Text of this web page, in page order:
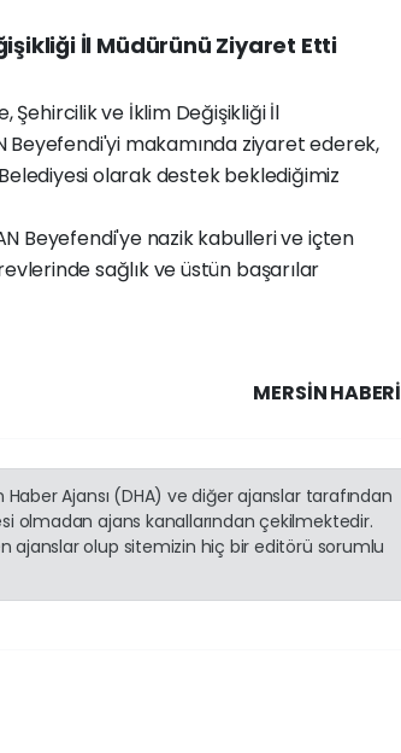
İl Müdürünü Ziyaret Etti
Şehircilik ve İklim Değişikliği İl
Beyefendi'yi makamında ziyaret ederek,
olarak destek beklediğimiz
Beyefendi'ye nazik kabulleri ve içten
sağlık ve üstün başarılar
MERSIN HABERİ
Haber Ajansı (DHA) ve diğer ajanslar tarafından
olmadan ajans kanallarından çekilmektedir.
ajanslar olup sitemizin hiç bir editörü sorumlu